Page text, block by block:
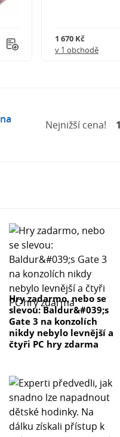
1 670 Kč
v 1 obchodě
Nejnižší cena!
Hry zadarmo, nebo se
slevou: Baldur&#039;s
Gate 3 na konzolích
nikdy nebylo levnější a
čtyři PC hry zdarma